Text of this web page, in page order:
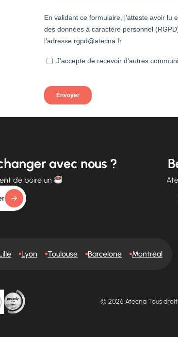
avec nous ?
de boire un
Lyon Toulouse Barcelone Montréal
© 2026 Atecna Tous